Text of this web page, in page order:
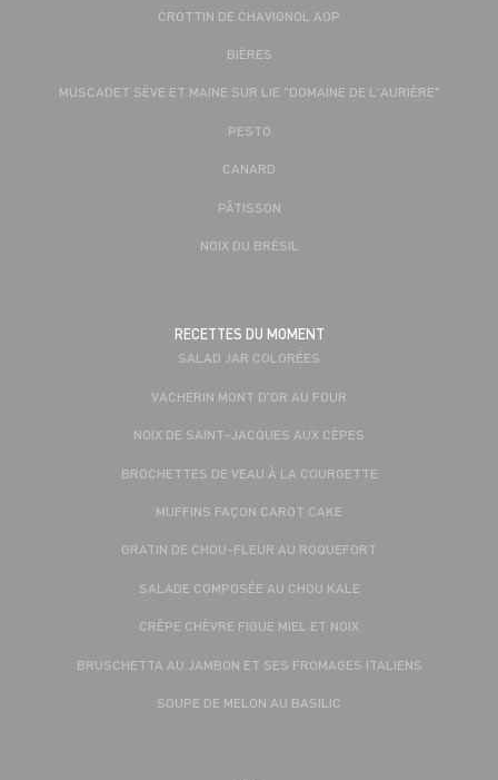
CROTTIN DE CHAVIGNOL AOP
BIÈRES
MUSCADET SÈVE ET MAINE SUR LIE "DOMAINE DE L'AURIÈRE"
PESTO
CANARD
PÂTISSON
NOIX DU BRÉSIL
RECETTES DU MOMENT
SALAD JAR COLORÉES
VACHERIN MONT D'OR AU FOUR
NOIX DE SAINT-JACQUES AUX CÈPES
BROCHETTES DE VEAU À LA COURGETTE
MUFFINS FAÇON CAROT CAKE
GRATIN DE CHOU-FLEUR AU ROQUEFORT
SALADE COMPOSÉE AU CHOU KALE
CRÊPE CHÈVRE FIGUE MIEL ET NOIX
BRUSCHETTA AU JAMBON ET SES FROMAGES ITALIENS
SOUPE DE MELON AU BASILIC